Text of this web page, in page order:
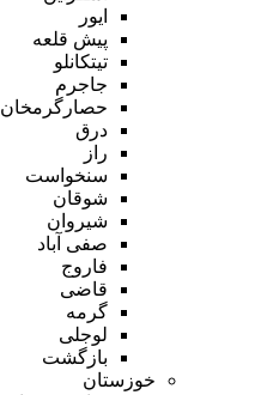
ایور
پیش قلعه
تیتکانلو
جاجرم
حصارگرمخان
درق
راز
سنخواست
شوقان
شیروان
صفی آباد
فاروج
قاضی
گرمه
لوجلی
بازگشت
خوزستان